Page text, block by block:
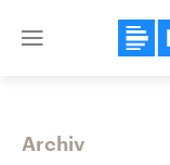
Close
Archiv